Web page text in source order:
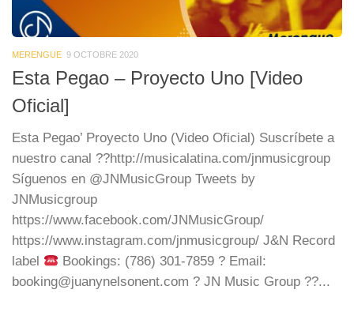
MERENGUE 9 OCTOBRE 2020
Esta Pegao – Proyecto Uno [Video
Oficial]
Esta Pegao’ Proyecto Uno (Video Oficial) Suscríbete a
nuestro canal ??http://musicalatina.com/jnmusicgroup
Síguenos en @JNMusicGroup Tweets by
JNMusicgroup
https://www.facebook.com/JNMusicGroup/
https://www.instagram.com/jnmusicgroup/ J&N Record
label
Bookings: (786) 301-7859 ? Email:
booking@juanynelsonent.com ? JN Music Group ??...